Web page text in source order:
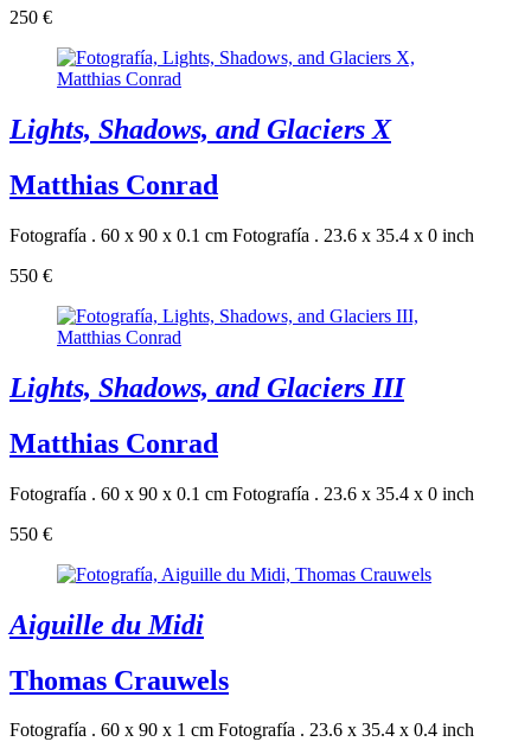
250 €
Lights, Shadows, and Glaciers X
Matthias Conrad
Fotografía . 60 x 90 x 0.1 cm Fotografía . 23.6 x 35.4 x 0 inch
550 €
Lights, Shadows, and Glaciers III
Matthias Conrad
Fotografía . 60 x 90 x 0.1 cm Fotografía . 23.6 x 35.4 x 0 inch
550 €
Aiguille du Midi
Thomas Crauwels
Fotografía . 60 x 90 x 1 cm Fotografía . 23.6 x 35.4 x 0.4 inch